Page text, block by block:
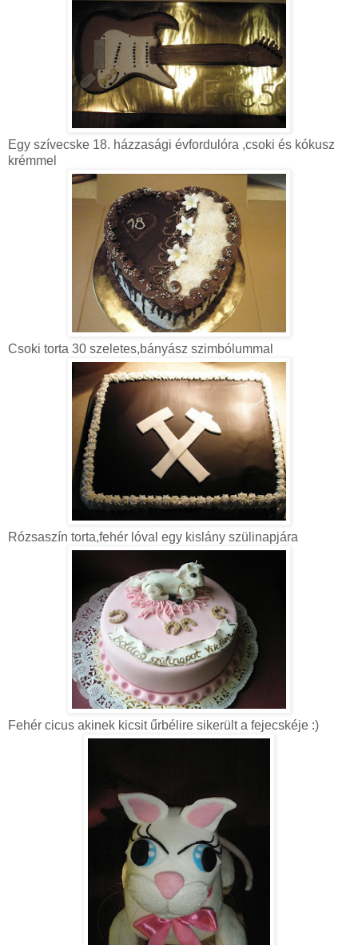
Egy szívecske 18. házzasági évfordulóra ,csoki és kókusz
krémmel
Csoki torta 30 szeletes,bányász szimbólummal
Rózsaszín torta,fehér lóval egy kislány szülinapjára
Fehér cicus akinek kicsit űrbélire sikerült a fejecskéje :)